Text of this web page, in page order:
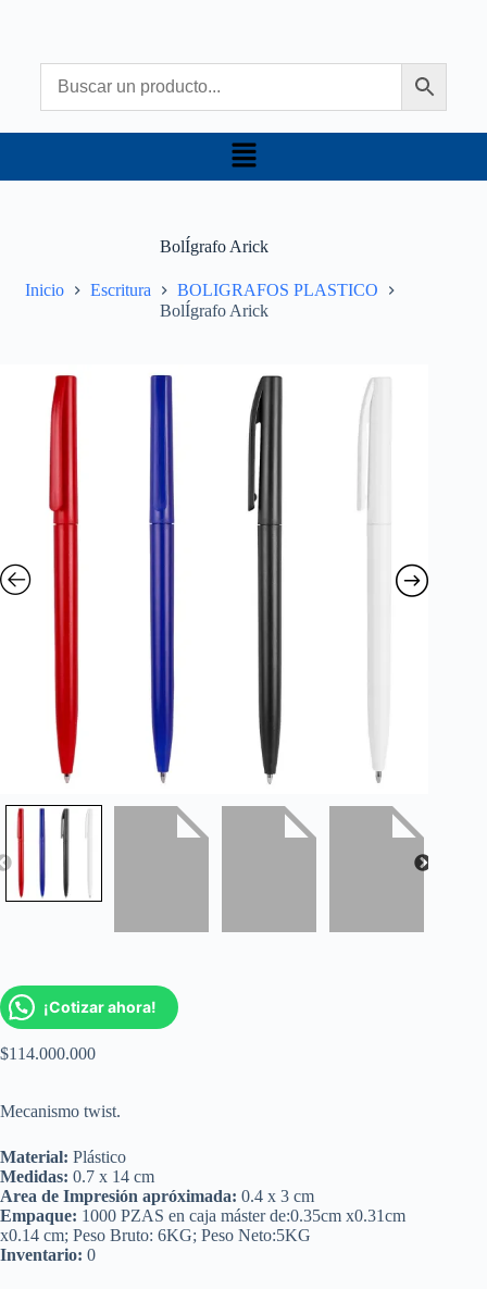
BolÍgrafo Arick
Inicio Escritura
BOLIGRAFOS PLASTICO
BolÍgrafo Arick
¡Cotizar ahora!
$114.000.000
Mecanismo twist.
Material: Plástico
Medidas: 0.7 x 14 cm
Area de Impresión apróximada: 0.4 x 3 cm
Empaque: 1000 PZAS en caja máster de:0.35cm x0.31cm
x0.14 cm; Peso Bruto: 6KG; Peso Neto:5KG
Inventario: 0